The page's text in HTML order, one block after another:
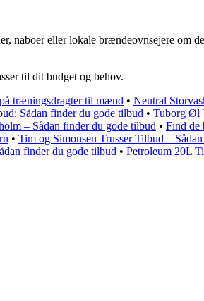
eller lokale brændeovnsejere om
til dit budget og behov.
træningsdragter til mænd • Neutral
Sådan finder du gode tilbud • Tuborg Øl
– Sådan finder du gode tilbud • Find de
• Tim og Simonsen Trusser Tilbud –
finder du gode tilbud • Petroleum 20L